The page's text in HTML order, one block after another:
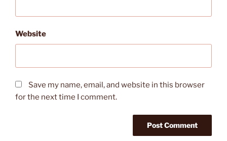
Website
Save my name, email, and website in this browser
for the next time I comment.